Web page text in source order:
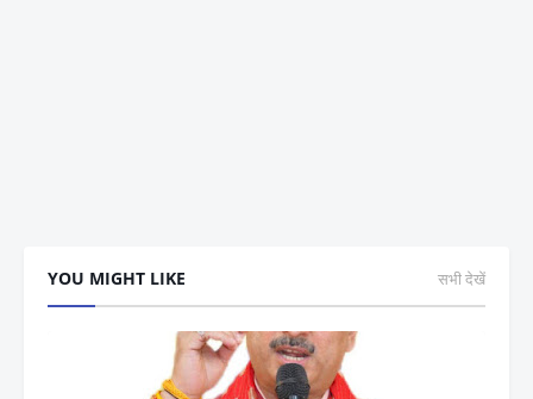
YOU MIGHT LIKE सभी देखें